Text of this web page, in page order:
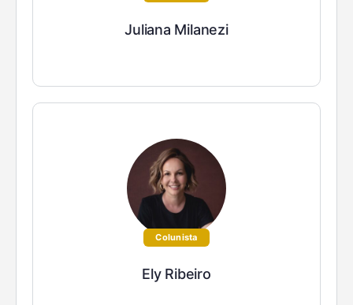
Juliana Milanezi
Colunista
Ely Ribeiro